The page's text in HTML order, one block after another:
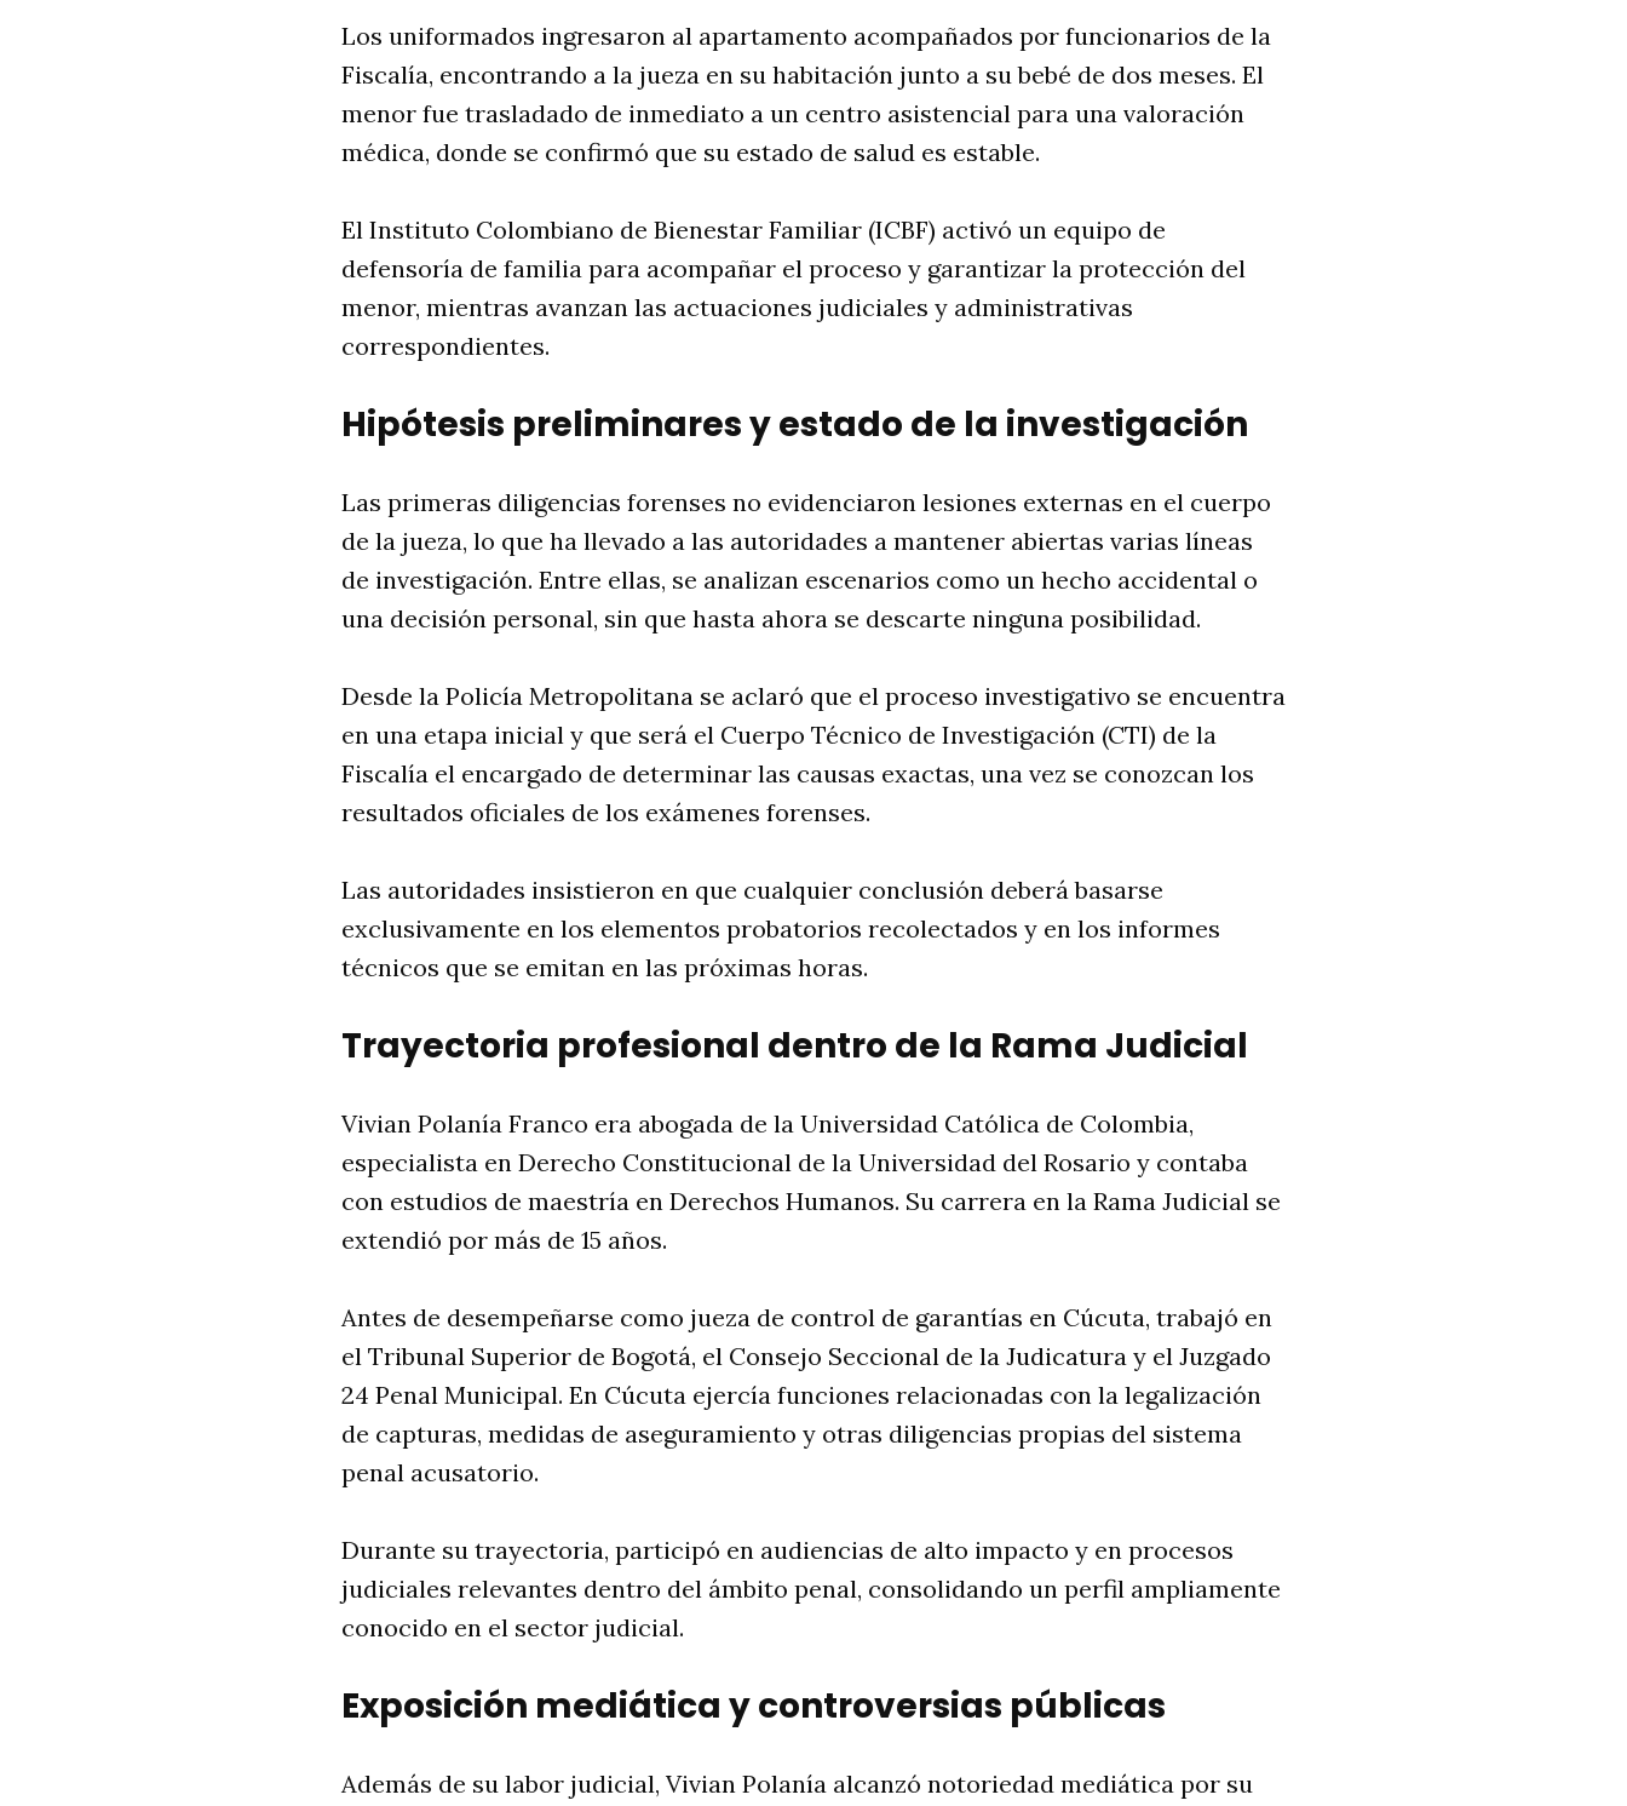
Los uniformados ingresaron al apartamento acompañados por funcionarios de la
Fiscalía, encontrando a la jueza en su habitación junto a su bebé de dos meses. El
menor fue trasladado de inmediato a un centro asistencial para una valoración
médica, donde se confirmó que su estado de salud es estable.
El Instituto Colombiano de Bienestar Familiar (ICBF) activó un equipo de
defensoría de familia para acompañar el proceso y garantizar la protección del
menor, mientras avanzan las actuaciones judiciales y administrativas
correspondientes.
Hipótesis preliminares y estado de la investigación
Las primeras diligencias forenses no evidenciaron lesiones externas en el cuerpo
de la jueza, lo que ha llevado a las autoridades a mantener abiertas varias líneas
de investigación. Entre ellas, se analizan escenarios como un hecho accidental o
una decisión personal, sin que hasta ahora se descarte ninguna posibilidad.
Desde la Policía Metropolitana se aclaró que el proceso investigativo se encuentra
en una etapa inicial y que será el Cuerpo Técnico de Investigación (CTI) de la
Fiscalía el encargado de determinar las causas exactas, una vez se conozcan los
resultados oficiales de los exámenes forenses.
Las autoridades insistieron en que cualquier conclusión deberá basarse
exclusivamente en los elementos probatorios recolectados y en los informes
técnicos que se emitan en las próximas horas.
Trayectoria profesional dentro de la Rama Judicial
Vivian Polanía Franco era abogada de la Universidad Católica de Colombia,
especialista en Derecho Constitucional de la Universidad del Rosario y contaba
con estudios de maestría en Derechos Humanos. Su carrera en la Rama Judicial se
extendió por más de 15 años.
Antes de desempeñarse como jueza de control de garantías en Cúcuta, trabajó en
el Tribunal Superior de Bogotá, el Consejo Seccional de la Judicatura y el Juzgado
24 Penal Municipal. En Cúcuta ejercía funciones relacionadas con la legalización
de capturas, medidas de aseguramiento y otras diligencias propias del sistema
penal acusatorio.
Durante su trayectoria, participó en audiencias de alto impacto y en procesos
judiciales relevantes dentro del ámbito penal, consolidando un perfil ampliamente
conocido en el sector judicial.
Exposición mediática y controversias públicas
Además de su labor judicial, Vivian Polanía alcanzó notoriedad mediática por su